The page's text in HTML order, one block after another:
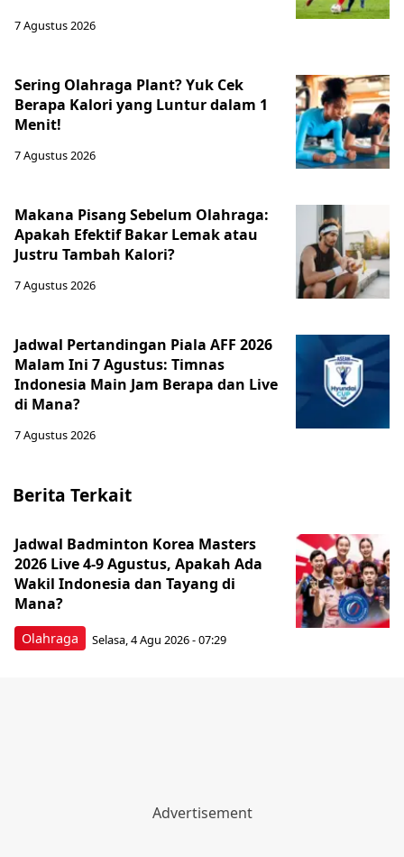
7 Agustus 2026
Sering Olahraga Plant? Yuk Cek
Berapa Kalori yang Luntur dalam 1
Menit!
7 Agustus 2026
Makana Pisang Sebelum Olahraga:
Apakah Efektif Bakar Lemak atau
Justru Tambah Kalori?
7 Agustus 2026
Jadwal Pertandingan Piala AFF 2026
Malam Ini 7 Agustus: Timnas
Indonesia Main Jam Berapa dan Live
di Mana?
7 Agustus 2026
Berita Terkait
Olahraga
Jadwal Badminton Korea Masters
2026 Live 4-9 Agustus, Apakah Ada
Wakil Indonesia dan Tayang di
Mana?
Selasa, 4 Agu 2026 - 07:29